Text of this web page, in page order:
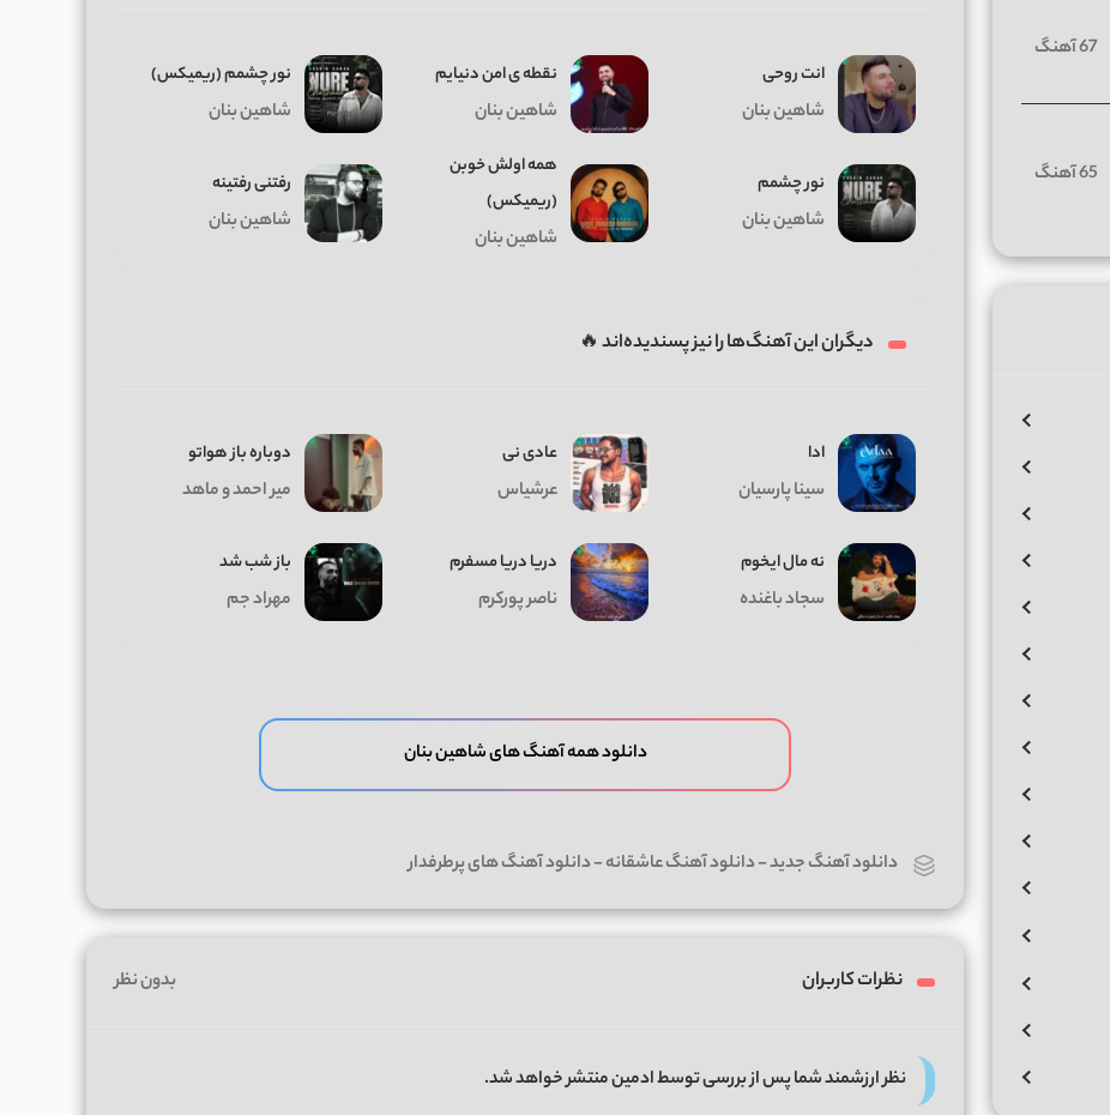
انت روحی
شاهین بنان
نقطه ی امن دنیایم
شاهین بنان
نور چشمم (ریمیکس)
شاهین بنان
نور چشمم
شاهین بنان
همه اولش خوبن
(ریمیکس)
شاهین بنان
رفتنی رفتینه
شاهین بنان
دیگران این آهنگ‌ها را نیز پسندیده‌اند 🔥
ادا
سینا پارسیان
عادی نی
عرشیاس
دوباره باز هواتو
میر احمد و ماهد
ﻧﻪ ﻣﺎل اﻳﺨﻮم
سجاد باغنده
دریا دریا مسفرم
ناصر پورکرم
باز شب شد
مهراد جم
دانلود همه آهنگ های شاهین بنان
دانلود آهنگ جدید-دانلود آهنگ عاشقانه-دانلود آهنگ های پرطرفدار
نظرات کاربران بدون نظر
نظر ارزشمند شما پس از بررسی توسط ادمین منتشر خواهد شد.
67 آهنگ
65 آهنگ